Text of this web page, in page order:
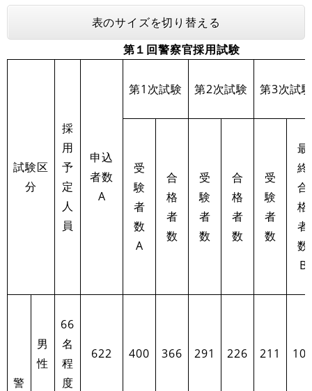
表のサイズを切り替える
第１回警察官採用試験
試験区
分
採
用
予
定
人
員
申込
者数
A
第1次試験 第2次試験 第3次試
受
験
者
数
A
合
格
者
数
受
験
者
数
合
格
者
数
受
験
者
数
最
終
合
格
者
数
B
警
男
性
66
名
程
度
622 400 366 291 226 211